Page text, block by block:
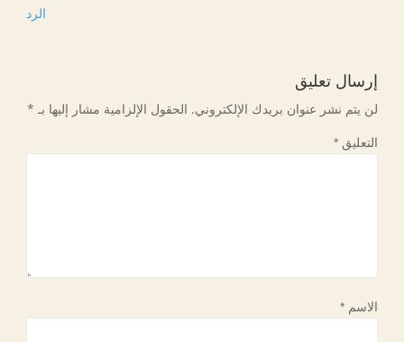
الرد
إرسال تعليق
لن يتم نشر عنوان بريدك الإلكتروني. الحقول الإلزامية مشار إليها بـ *
التعليق*
الاسم*